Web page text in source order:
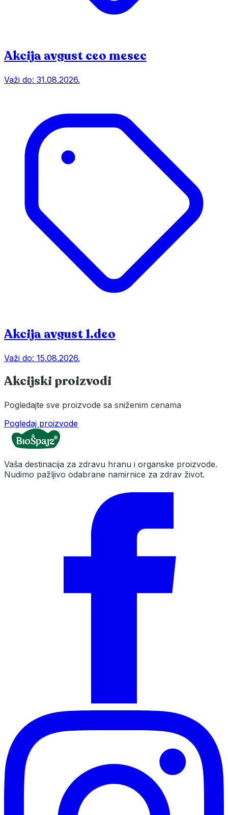
Akcija avgust ceo mesec
Važi do: 31.08.2026.
Akcija avgust 1.deo
Važi do: 15.08.2026.
Akcijski proizvodi
Pogledajte sve proizvode sa sniženim cenama
Pogledaj proizvode
Vaša destinacija za zdravu hranu i organske proizvode.
Nudimo pažljivo odabrane namirnice za zdrav život.